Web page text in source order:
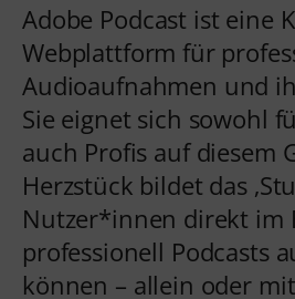
Lehrstrategie
Workshops
Über uns
Adobe Podcast ist eine
Webplattform für
Audioaufnahmen und
Sie eignet sich sowohl
auch Profis auf diesem
Herzstück bildet das
Nutzer*innen direkt im
professionell Podcasts
können – allein oder